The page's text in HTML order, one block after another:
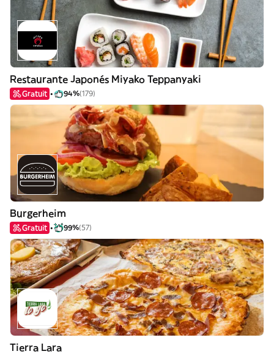
Restaurante Japonés Miyako Teppanyaki
Gratuit 94%(179)
Burgerheim
Gratuit 99%(57)
Tierra Lara